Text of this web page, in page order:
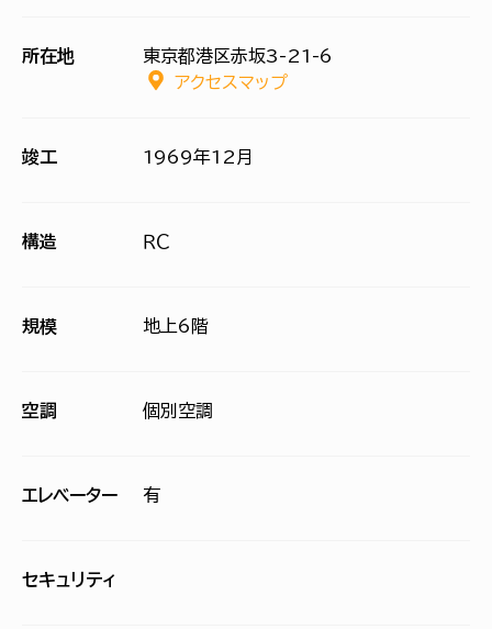
所在地
東京都港区赤坂3-21-6
アクセスマップ
竣工 1969年12月
構造 ＲＣ
規模 地上6階
空調 個別空調
エレベーター 有
セキュリティ